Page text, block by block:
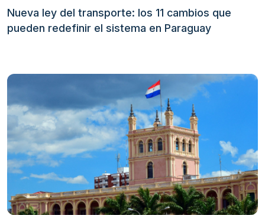
Nueva ley del transporte: los 11 cambios que
pueden redefinir el sistema en Paraguay